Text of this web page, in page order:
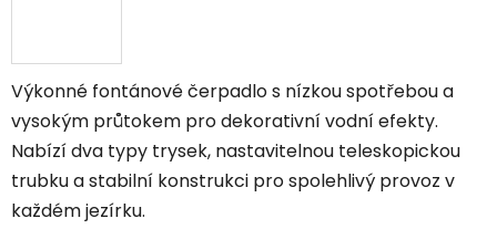
Výkonné fontánové čerpadlo s nízkou spotřebou a
vysokým průtokem pro dekorativní vodní efekty.
Nabízí dva typy trysek, nastavitelnou teleskopickou
trubku a stabilní konstrukci pro spolehlivý provoz v
každém jezírku.